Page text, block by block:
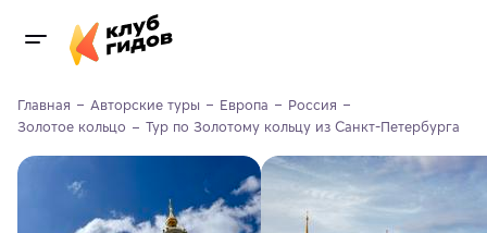
Главная Авторские туры Европа
Россия
Золотое кольцо
Тур по Золотому кольцу из Санкт-Петербурга